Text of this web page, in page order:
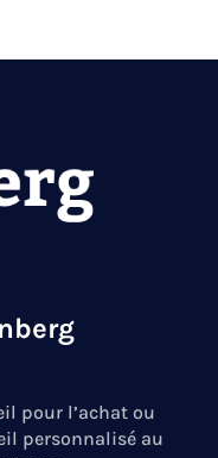
pour l’achat ou
personnalisé au